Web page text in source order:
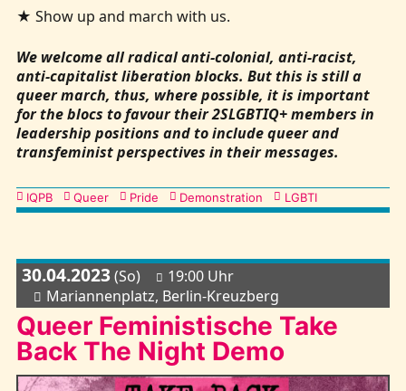
★ Show up and march with us.
We welcome all radical anti-colonial, anti-racist,
anti-capitalist liberation blocks. But this is still a
queer march, thus, where possible, it is important
for the blocs to favour their 2SLGBTIQ+ members in
leadership positions and to include queer and
transfeminist perspectives in their messages.
Kategorien
IQPB Queer Pride Demonstration LGBTI
30.04.2023(So)
19:00 Uhr
Mariannenplatz, Berlin-Kreuzberg
Queer Feministische Take
Back The Night Demo